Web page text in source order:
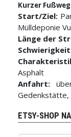
Kurzer
Start/Ziel:
Mülldeponie
Länge der
Asphalt
Anfahrt:
Gedenkstätte,
ETSY-SHOP